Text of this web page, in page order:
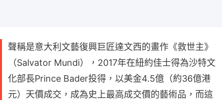
聲稱是意大利文藝復興巨匠達文西的畫作《救世主》
（Salvator Mundi），2017年在紐約佳士得為沙特文
化部長Prince Bader投得，以美金4.5億（約36億港
元）天價成交，成為史上最高成交價的藝術品，而這